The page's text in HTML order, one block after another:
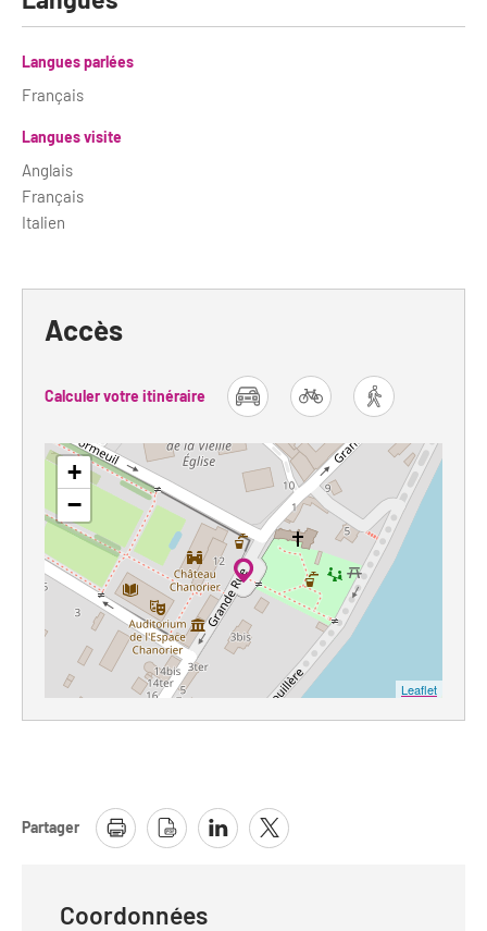
Langues parlées
Français
Langues visite
Anglais
Français
Italien
Accès
Calculer votre itinéraire
car bike foot
+
−
Leaflet
Partager
Coordonnées